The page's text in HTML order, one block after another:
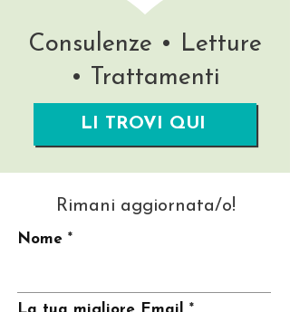
Consulenze • Letture
• Trattamenti
LI TROVI QUI
Rimani aggiornata/o!
Nome